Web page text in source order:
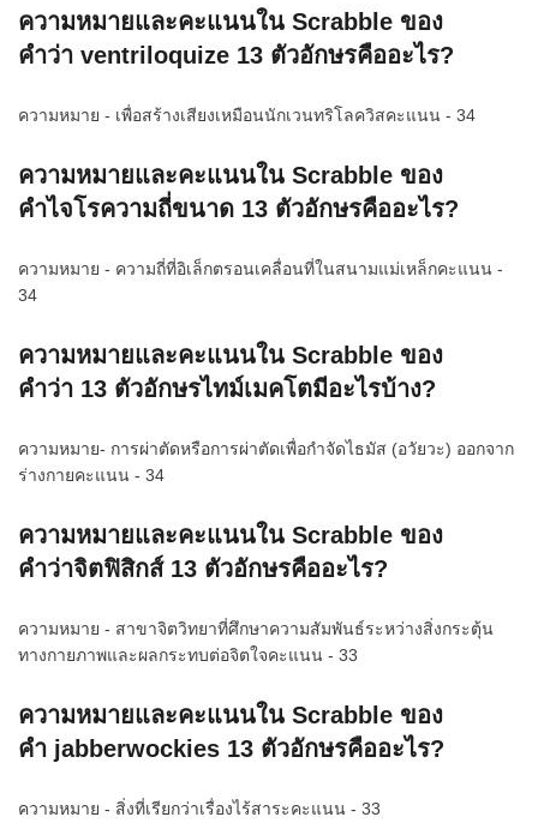
ความหมายและคะแนนใน Scrabble ของ
คำว่า ventriloquize 13 ตัวอักษรคืออะไร?
ความหมาย - เพื่อสร้างเสียงเหมือนนักเวนทริโลควิสคะแนน - 34
ความหมายและคะแนนใน Scrabble ของ
คำไจโรความถี่ขนาด 13 ตัวอักษรคืออะไร?
ความหมาย - ความถี่ที่อิเล็กตรอนเคลื่อนที่ในสนามแม่เหล็กคะแนน -
34
ความหมายและคะแนนใน Scrabble ของ
คำว่า 13 ตัวอักษรไทม์เมคโตมีอะไรบ้าง?
ความหมาย- การผ่าตัดหรือการผ่าตัดเพื่อกำจัดไธมัส (อวัยวะ) ออกจาก
ร่างกายคะแนน - 34
ความหมายและคะแนนใน Scrabble ของ
คำว่าจิตฟิสิกส์ 13 ตัวอักษรคืออะไร?
ความหมาย - สาขาจิตวิทยาที่ศึกษาความสัมพันธ์ระหว่างสิ่งกระตุ้น
ทางกายภาพและผลกระทบต่อจิตใจคะแนน - 33
ความหมายและคะแนนใน Scrabble ของ
คำ jabberwockies 13 ตัวอักษรคืออะไร?
ความหมาย - สิ่งที่เรียกว่าเรื่องไร้สาระคะแนน - 33